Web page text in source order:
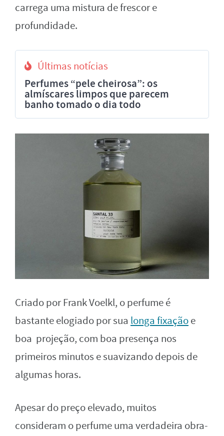
carrega uma mistura de frescor e
profundidade.
Últimas notícias
Perfumes “pele cheirosa”: os
almíscares limpos que parecem
banho tomado o dia todo
Criado por Frank Voelkl, o perfume é
bastante elogiado por sua longa fixaçãoe
boa projeção, com boa presença nos
primeiros minutos e suavizando depois de
algumas horas.
Apesar do preço elevado, muitos
consideram o perfume uma verdadeira obra-